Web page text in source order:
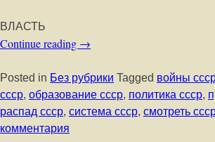
ВЛАСТЬ
Continue reading →
Posted in Без рубрики Tagged войны
ссср, образование ссср, политика ссср,
распад ссср, система ссср, смотреть
комментария